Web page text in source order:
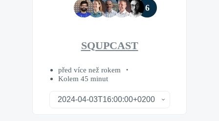
6
SQUPCAST
před více než rokem
Kolem 45 minut